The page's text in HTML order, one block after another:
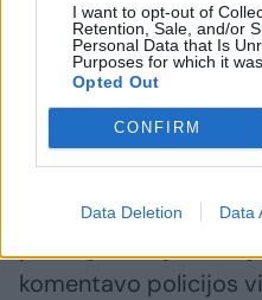
I want to opt-out of
Retention, Sale, and/or
Personal Data that Is
Purposes for which it
Opted Out
CONFIRM
Data Deletion Data
„Nors greitosios
visas įmanomas
komentavo policijos